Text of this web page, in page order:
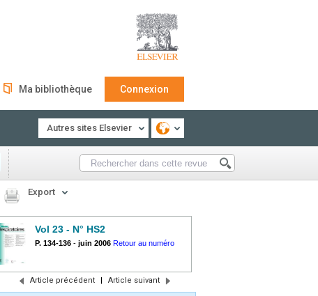
Ma bibliothèque Connexion
Autres sites Elsevier
Export
Vol 23 - N° HS2
P. 134-136 - juin 2006 Retour au numéro
Article précédent | Article suivant